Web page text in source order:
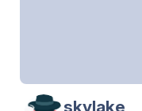
skylake